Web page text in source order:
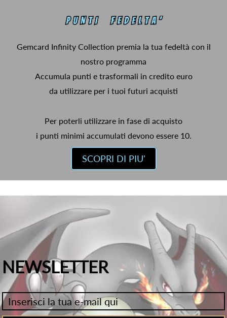
Gemcard Infinity Collection premia la tua fedeltà con il
nostro programma
Accumula punti e trasformali in credito euro
da utilizzare per i tuoi futuri acquisti
Per poterli utilizzare in fase di acquisto
i punti minimi accumulati devono essere 10.
SCOPRI DI PIU'
NEWSLETTER